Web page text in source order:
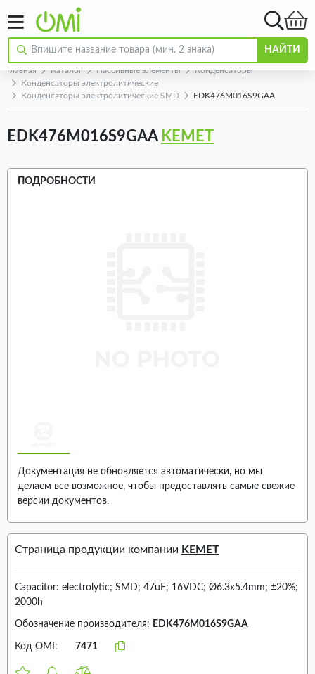
НАЙТИ
Главная Каталог Пассивные элементы
Конденсаторы
Конденсаторы электролитические
Конденсаторы электролитические SMD
EDK476M016S9GAA
EDK476M016S9GAA KEMET
ПОДРОБНОСТИ
Документация не обновляется автоматически, но мы
делаем все возможное, чтобы предоставлять самые свежие
версии документов.
Страница продукции компании KEMET
Capacitor: electrolytic; SMD; 47uF; 16VDC; Ø6.3x5.4mm; ±20%;
2000h
Обозначение производителя: EDK476M016S9GAA
Код OMI: 7471